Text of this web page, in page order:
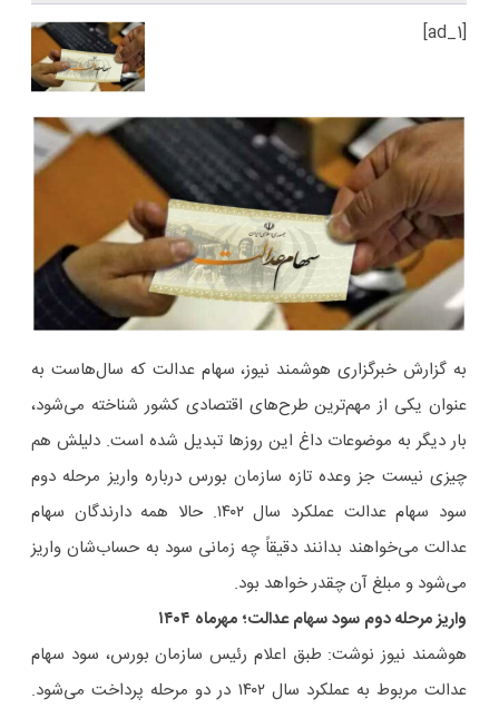
[ad_1]
به گزارش خبرگزاری هوشمند نیوز، سهام عدالت که سال‌هاست به
عنوان یکی از مهم‌ترین طرح‌های اقتصادی کشور شناخته می‌شود،
بار دیگر به موضوعات داغ این روزها تبدیل شده است. دلیلش هم
چیزی نیست جز وعده تازه سازمان بورس درباره واریز مرحله دوم
سود سهام عدالت عملکرد سال ۱۴۰۲. حالا همه دارندگان سهام
عدالت می‌خواهند بدانند دقیقاً چه زمانی سود به حساب‌شان واریز
می‌شود و مبلغ آن چقدر خواهد بود.
واریز مرحله دوم سود سهام عدالت؛ مهرماه ۱۴۰۴
هوشمند نیوز نوشت: طبق اعلام رئیس سازمان بورس، سود سهام
عدالت مربوط به عملکرد سال ۱۴۰۲ در دو مرحله پرداخت می‌شود.